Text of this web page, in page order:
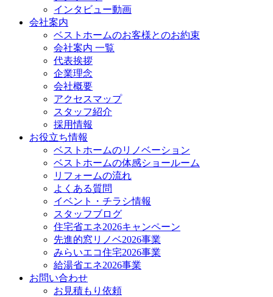
インタビュー動画
会社案内
ベストホームのお客様とのお約束
会社案内 一覧
代表挨拶
企業理念
会社概要
アクセスマップ
スタッフ紹介
採用情報
お役立ち情報
ベストホームのリノベーション
ベストホームの体感ショールーム
リフォームの流れ
よくある質問
イベント・チラシ情報
スタッフブログ
住宅省エネ2026キャンペーン
先進的窓リノベ2026事業
みらいエコ住宅2026事業
給湯省エネ2026事業
お問い合わせ
お見積もり依頼